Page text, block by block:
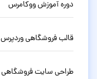
دوره آموزش ووکامرس
قالب فروشگاهی وردپرس
طراحی سایت فروشگاهی